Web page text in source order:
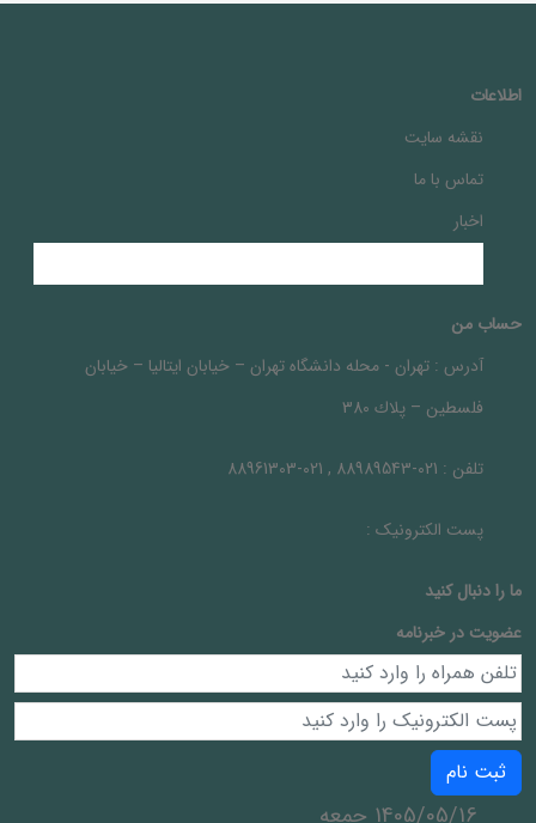
اطلاعات
نقشه سایت
تماس با ما
اخبار
حساب من
آدرس : تهران - محله دانشگاه تهران – خيابان ايتاليا – خيابان
فلسطين – پلاك 380
تلفن : 021-88989543 , 021-88961303
پست الکترونیک :
ما را دنبال کنيد
عضویت در خبرنامه
ثبت نام
1405/05/16 جمعه